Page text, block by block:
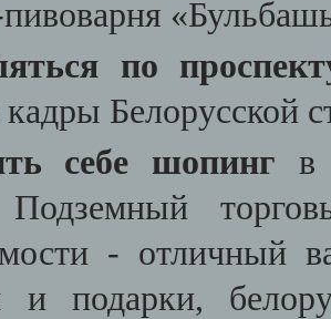
пивоварня
по
кадры Белорусской
себе шопинг в
- отличный
и подарки,